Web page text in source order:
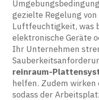
gezielte Regelung
Luftfeuchtigkeit, was
elektronische Geräte
Ihr Unternehmen
reinraum-
helfen. Zudem wirken
sodass der